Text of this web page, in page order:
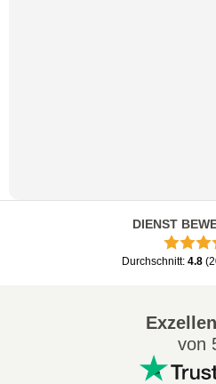
DIENST
Durchschnitt: 4.8 (
von